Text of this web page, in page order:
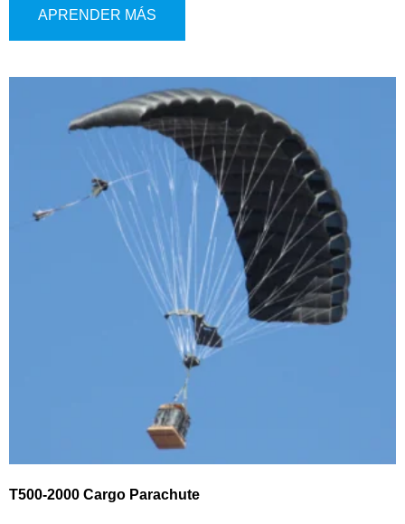
vehículos aéreos similares. Este sistema de última
activación rápida y confiable en situaciones críticas. Ofrece
múltiples modos de activación, que incluyen operación
manual, despliegue activado por el sistema de control de
vuelo y activación autónoma para una mayor flexibilidad
APRENDER MÁS
T500-2000 Cargo Parachute